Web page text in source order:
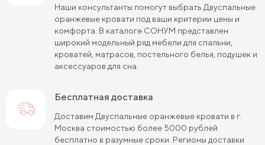
Двуспальные кровати 140х190 см
Двуспальные кровати 140х200 см
Двуспальные кровати 160х190 см
Двуспальные кровати 180х190 см
Двуспальные кровати 180х200 см
Наши консультанты помогут выбрать Двуспальные
оранжевые кровати под ваши критерии цены и
комфорта. В каталоге СОНУМ представлен
широкий модельный ряд мебели для спальни,
кроватей, матрасов, постельного белья, подушек и
аксессуаров для сна.
Бесплатная доставка
Доставим Двуспальные оранжевые кровати в г.
Москва стоимостью более 5000 рублей
бесплатно в разумные сроки. Регионы доставки